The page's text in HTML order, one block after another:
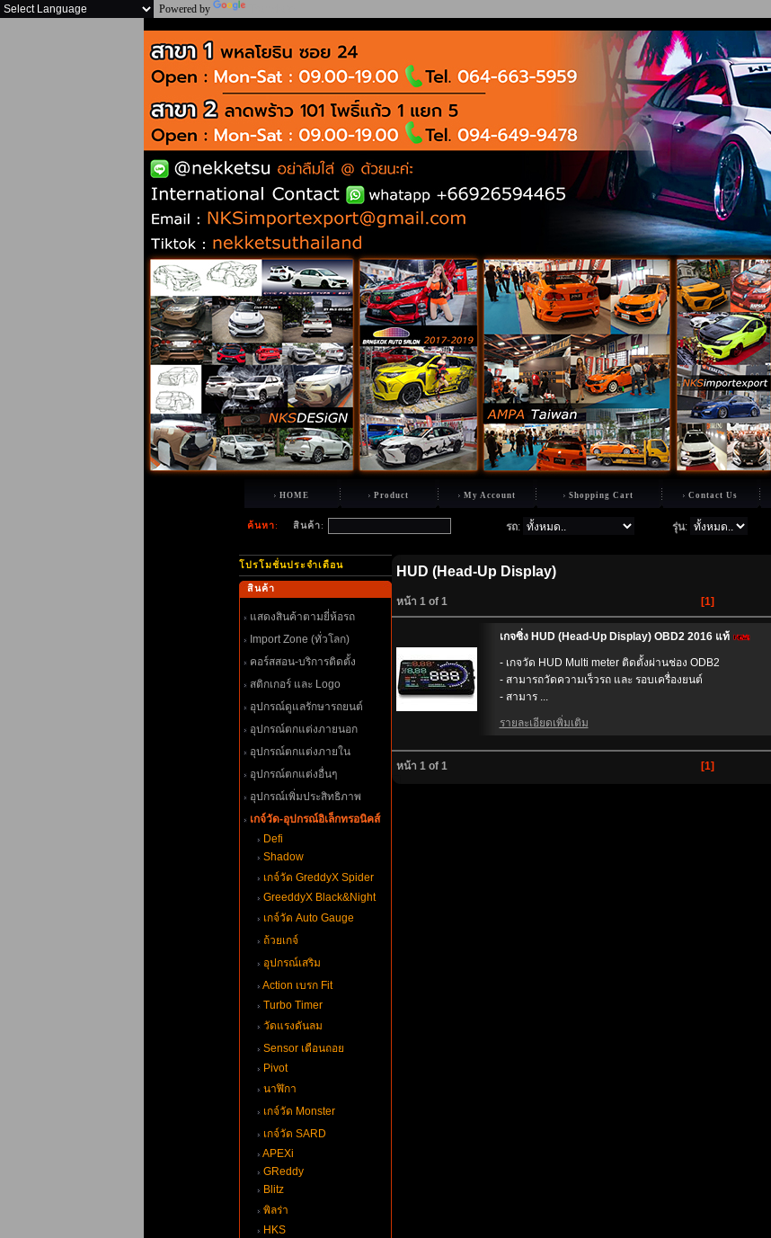
Powered by
HOME Product My Account Shopping Cart Contact Us
ค้นหา: สินค้า: รถ: รุ่น:
ปรโมชั่นประจำเดือน
สินค้า
สดงสินค้าตามยี่ห้อรถ
Import Zone (ทั่วโลก)
คอร์สสอน-บริการติดตั้ง
สติกเกอร์ และ Logo
อุปกรณ์ดูแลรักษารถยนต์
อุปกรณ์ตกแต่งภายนอก
อุปกรณ์ตกแต่งภายใน
อุปกรณ์ตกแต่งอื่นๆ
อุปกรณ์เพิ่มประสิทธิภาพ
เกจ์วัด-อุปกรณ์อิเล็กทรอนิคส์
Defi
Shadow
เกจ์วัด GreddyX Spider
GreeddyX Black&Night
เกจ์วัด Auto Gauge
ถ้วยเกจ์
อุปกรณ์เสริม
Action เบรก Fit
Turbo Timer
วัดแรงดันลม
Sensor เตือนถอ
Pivot
นาฬิกา
เกจ์วัด Monster
เกจ์วัด SARD
APEXi
GReddy
Blitz
พิลร่า
HKS
HUD (Head-Up Display)
หน้า 1 of 1 [1]
เกจซิ่ง HUD (Head-Up Display) OBD2 2016 แท้
- เกจวัด HUD Multi meter ติดตั้งผ่านช่อง ODB2
- สามารถวัดความเร็วรถ และ รอบเครื่องยนต์
- สามาร ...
รายละเอียดเพิ่มเติม
หน้า 1 of 1 [1]